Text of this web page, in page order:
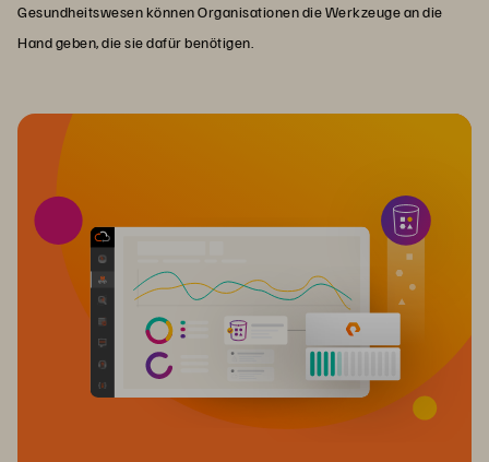
Gesundheitswesen können Organisationen die Werkzeuge an die
Hand geben, die sie dafür benötigen.